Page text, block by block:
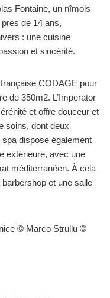
Fontaine, un nîmois
de 14 ans,
: une cuisine
et sincérité.
française CODAGE pour
de 350m2. L’Imperator
et offre douceur et
soins, dont deux
dispose également
extérieure, avec une
méditerranéen. À cela
et une salle
© Marco Strullu ©